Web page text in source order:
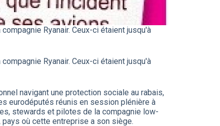
Ryanair. Ceux-ci étaient jusqu'à
Ryanair. Ceux-ci étaient jusqu'à
navigant une protection sociale au rabais,
eurodéputés réunis en session plénière à
stewards et pilotes de la compagnie low-
où cette entreprise a son siège.